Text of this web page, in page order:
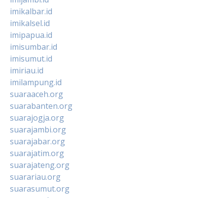
imikalbar.id
imikalsel.id
imipapua.id
imisumbar.id
imisumut.id
imiriau.id
imilampung.id
suaraaceh.org
suarabanten.org
suarajogja.org
suarajambi.org
suarajabar.org
suarajatim.org
suarajateng.org
suarariau.org
suarasumut.org